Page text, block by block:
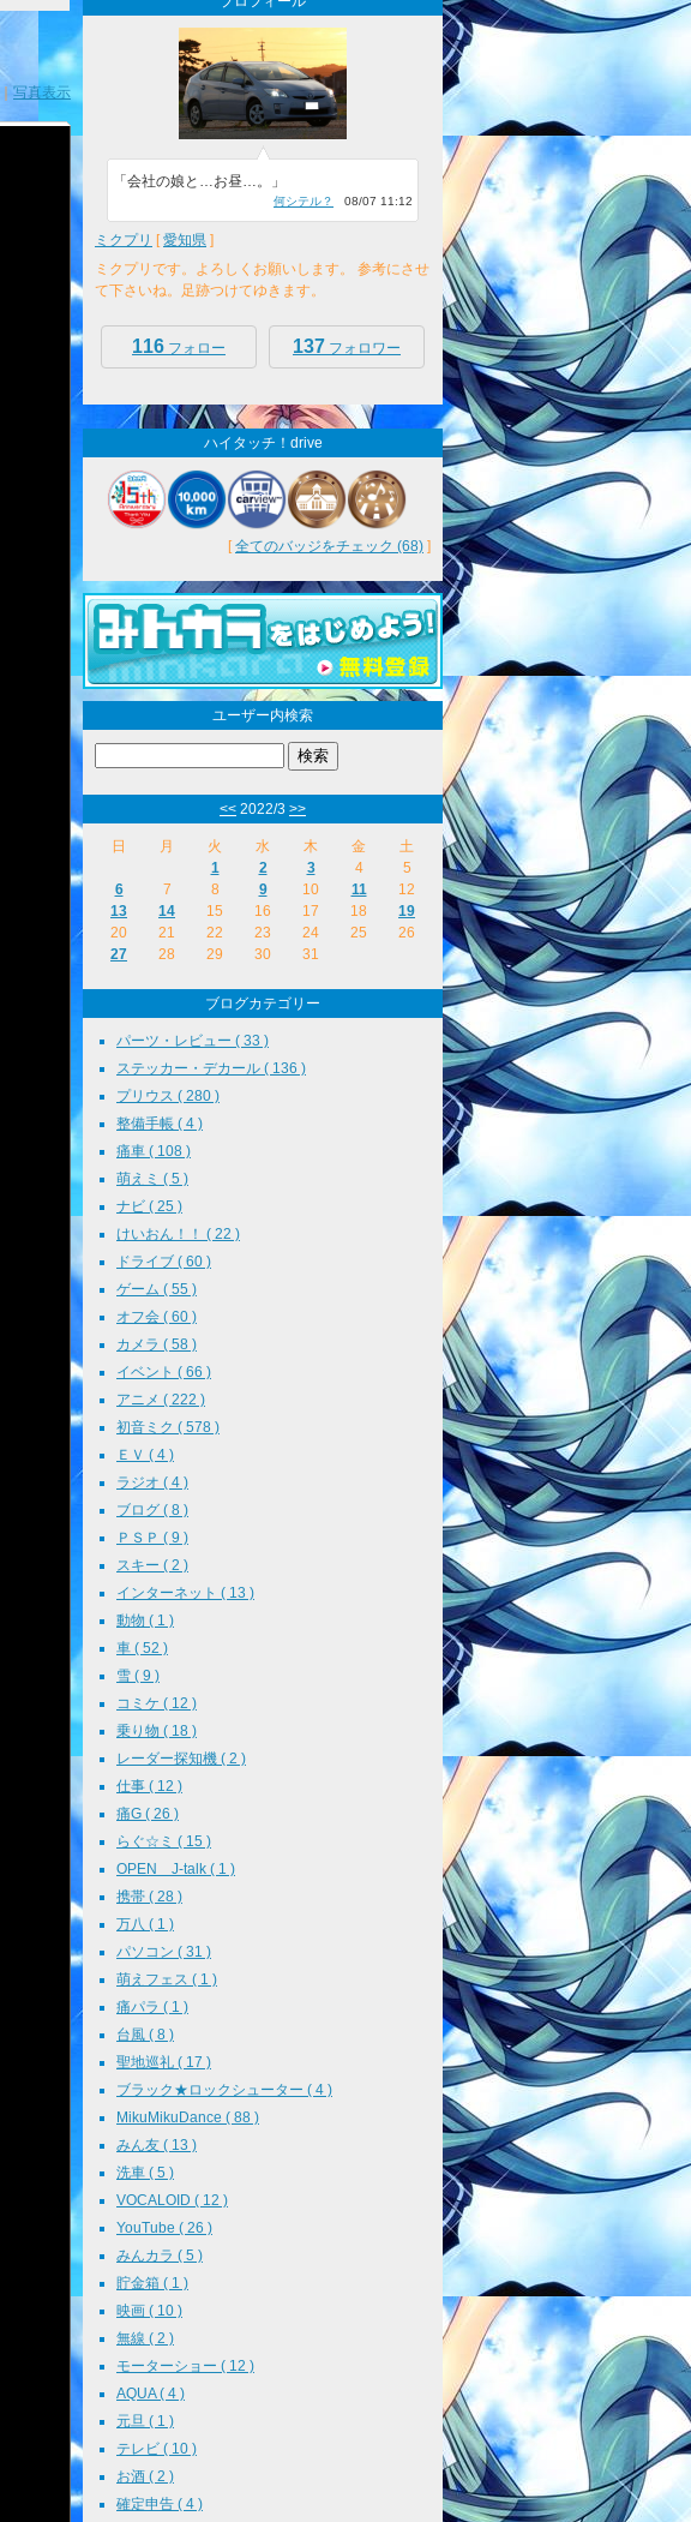
写真表示
「会社の娘と…お昼…。」
何シテル？ 08/07 11:12
ミクプリ [愛知県 ]
ミクプリです。よろしくお願いします。 参考にさせ
て下さいね。足跡つけてゆきます。
116 フォロー 137 フォロワー
ハイタッチ！drive
[全てのバッジをチェック (68) ]
ユーザー内検索
<< 2022/3 >>
日 月 火 水 木 金
土
1
2 3 4
5
6
7 8 9 10 11
12
13
14 15 16 17 18
19
20
21 22 23 24 25
26
27
28 29 30 31
ブログカテゴリー
パーツ・レビュー ( 33 )
ステッカー・デカール ( 136 )
プリウス ( 280 )
整備手帳 ( 4 )
痛車 ( 108 )
萌えミ ( 5 )
ナビ ( 25 )
けいおん！！ ( 22 )
ドライブ ( 60 )
ゲーム ( 55 )
オフ会 ( 60 )
カメラ ( 58 )
イベント ( 66 )
アニメ ( 222 )
初音ミク ( 578 )
ＥＶ ( 4 )
ラジオ ( 4 )
ブログ ( 8 )
ＰＳＰ ( 9 )
スキー ( 2 )
インターネット ( 13 )
動物 ( 1 )
車 ( 52 )
雪 ( 9 )
コミケ ( 12 )
乗り物 ( 18 )
レーダー探知機 ( 2 )
仕事 ( 12 )
痛G ( 26 )
らぐ☆ミ ( 15 )
OPEN J-talk ( 1 )
携帯 ( 28 )
万八 ( 1 )
パソコン ( 31 )
萌えフェス ( 1 )
痛パラ ( 1 )
台風 ( 8 )
聖地巡礼 ( 17 )
ブラック★ロックシューター ( 4 )
MikuMikuDance ( 88 )
みん友 ( 13 )
洗車 ( 5 )
VOCALOID ( 12 )
YouTube ( 26 )
みんカラ ( 5 )
貯金箱 ( 1 )
映画 ( 10 )
無線 ( 2 )
モーターショー ( 12 )
AQUA ( 4 )
元旦 ( 1 )
テレビ ( 10 )
お酒 ( 2 )
確定申告 ( 4 )